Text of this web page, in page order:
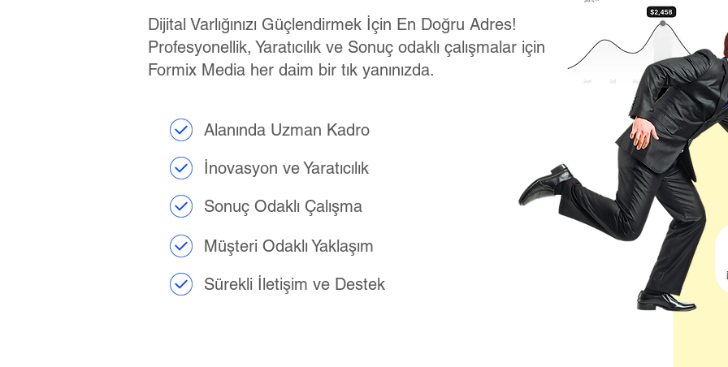
Dijital Varlığınızı Güçlendirmek İçin En Doğru Adres!
Profesyonellik, Yaratıcılık ve Sonuç odaklı çalışmalar için
Formix Media her daim bir tık yanınızda.
Alanında Uzman Kadro
İnovasyon ve Yaratıcılık
Sonuç Odaklı Çalışma
Müşteri Odaklı Yaklaşım
Sürekli İletişim ve Destek